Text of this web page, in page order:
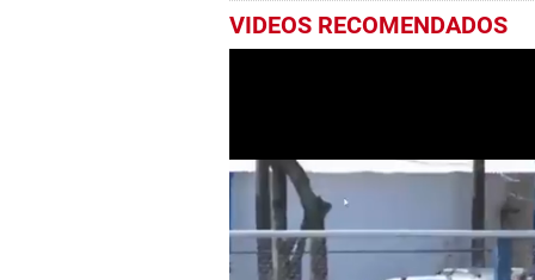
VIDEOS RECOMENDADOS